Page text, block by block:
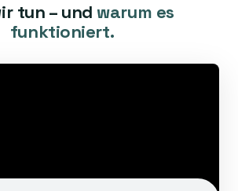
tun – und warum es
funktioniert.